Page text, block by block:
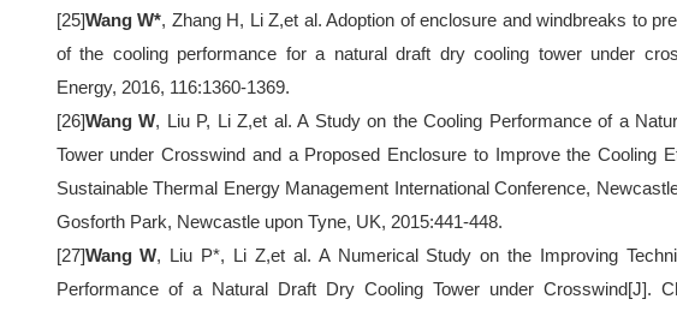
[25]Wang W*, Zhang H, Li Z,et al. Adoption of enclosure and windbreaks to
of the cooling performance for a natural draft dry cooling tower under
Energy, 2016, 116:1360-1369.
[26]Wang W, Liu P, Li Z,et al. A Study on the Cooling Performance of a
Tower under Crosswind and a Proposed Enclosure to Improve the Cooling
Sustainable Thermal Energy Management International Conference,
Gosforth Park, Newcastle upon Tyne, UK, 2015:441-448.
[27]Wang W, Liu P*, Li Z,et al. A Numerical Study on the Improving
Performance of a Natural Draft Dry Cooling Tower under Crosswind[J].